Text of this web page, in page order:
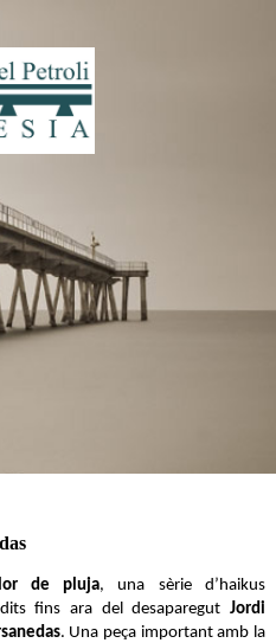
de pluja, una sèrie d’haikus
fins ara del desaparegutJordi
. Una peça important amb la